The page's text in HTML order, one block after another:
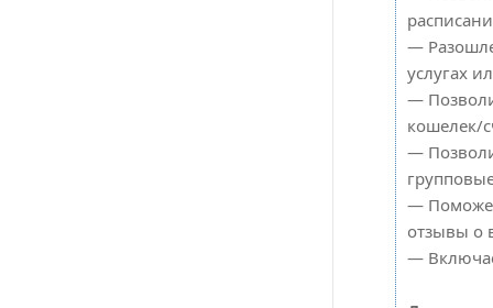
—
услугах
—
кошелек/
—
—
отзывы о
—